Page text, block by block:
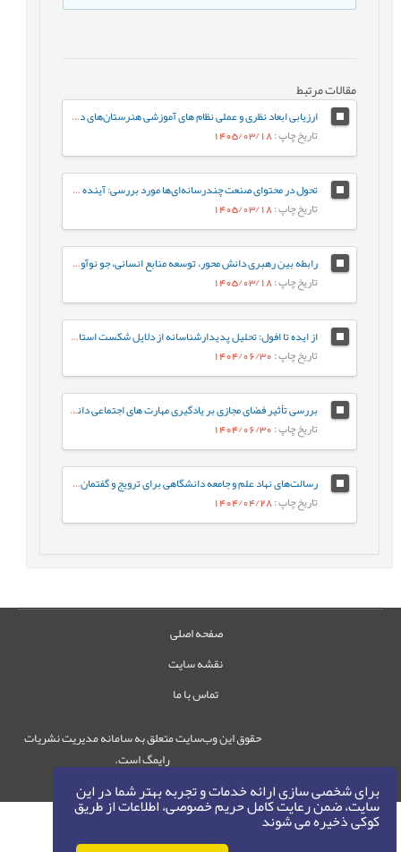
برای شخصی سازی ارائه خدمات و تجربه بهتر شما در این
سایت، ضمن رعایت کامل حریم خصوصی، اطلاعات از طریق
کوکی ذخیره می شوند
مقالات مرتبط
ارزیابی ابعاد نظری و عملی نظام های آموزشی هنرستان‌های دخترانه فنی و حرفه‌ای
تاریخ چاپ: 1405/03/18
تحول در محتوای صنعت چندرسانه‌ای‌ها مورد بررسی: آینده‌ ژانر برنامه‌های تلویزیون ایران در افق 1410
تاریخ چاپ: 1405/03/18
رابطه بین رهبری دانش محور، توسعه منابع انسانی، جو نوآوری و رفتار کاری خلاقانه با مزیت رقابتی پایدار با نقش میانجی نواوری سازمانی
تاریخ چاپ: 1405/03/18
از ایده تا افول: تحلیل پدیدارشناسانه از دلایل شکست استارت‌آپ‌های ایرانی
تاریخ چاپ: 1404/06/30
بررسی تأثیر فضای مجازی بر یادگیری مهارت های اجتماعی دانش آموزان از دیدگاه معلمان (مطالعه موردی: شهرستان هامون)
تاریخ چاپ: 1404/06/30
رسالت‌های نهاد علم و جامعه دانشگاهی برای ترویج و گفتمان‌سازی الگوی پیشرفت
تاریخ چاپ: 1404/04/28
صفحه اصلی
نقشه سایت
تماس با ما
حقوق این وب‌سایت متعلق به سامانه مدیریت نشریات
رایمگ است.